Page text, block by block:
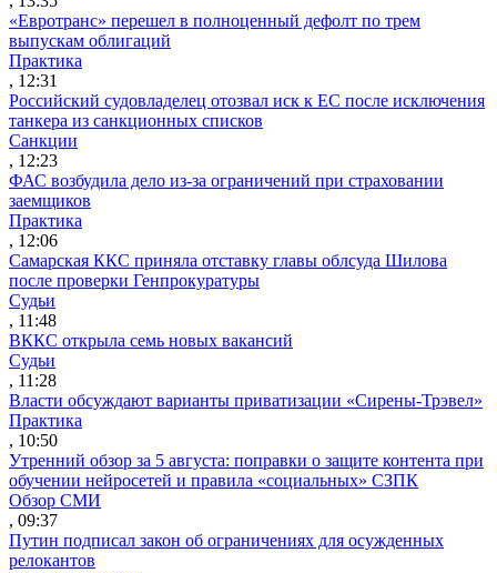
«Евротранс» перешел в полноценный дефолт по трем
выпускам облигаций
Практика
, 12:31
Российский судовладелец отозвал иск к ЕС после исключения
танкера из санкционных списков
Санкции
, 12:23
ФАС возбудила дело из-за ограничений при страховании
заемщиков
Практика
, 12:06
Самарская ККС приняла отставку главы облсуда Шилова
после проверки Генпрокуратуры
Судьи
, 11:48
ВККС открыла семь новых вакансий
Судьи
, 11:28
Власти обсуждают варианты приватизации «Сирены-Трэвел»
Практика
, 10:50
Утренний обзор за 5 августа: поправки о защите контента при
обучении нейросетей и правила «социальных» СЗПК
Обзор СМИ
, 09:37
Путин подписал закон об ограничениях для осужденных
релокантов